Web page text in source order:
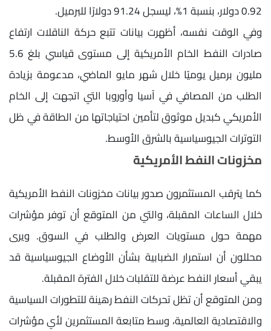
0.92 دولار، بنسبة 1%، ليسجل 91.24 دولارًا للبرميل.
وفي الوقت نفسه، أظهرت بيانات تتبع حركة الناقلات ارتفاع
صادرات النفط الخام الأمريكية إلى مستوى قياسي بلغ 5.6
مليون برميل يوميًا خلال شهر مايو الماضي، مدعومة بزيادة
الطلب من المصافي في آسيا وأوروبا التي اتجهت إلى الخام
الأمريكي كبديل موثوق لتأمين احتياجاتها من الطاقة في ظل
التوترات الجيوسياسية بالشرق الأوسط.
مخزونات النفط الأمريكية
كما يترقب المستثمرون صدور بيانات مخزونات النفط الأمريكية
خلال الساعات المقبلة، والتي من المتوقع أن توفر مؤشرات
مهمة حول مستويات العرض والطلب في السوق. ويرى
محللون أن استمرار الضبابية بشأن الأوضاع الجيوسياسية قد
يبقي أسعار النفط عرضة للتقلبات خلال الفترة المقبلة.
ومن المتوقع أن تظل تحركات النفط رهينة للتطورات السياسية
والاقتصادية العالمية، وسط متابعة المستثمرين لأي مؤشرات